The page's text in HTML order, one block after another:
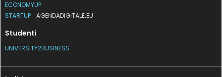
ECONOMYUP
STARTUP
AGENDADIGITALE.EU
Studenti
UNIVERSITY2BUSINESS